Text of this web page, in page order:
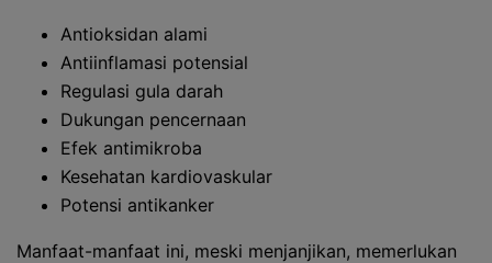
Antioksidan alami
Antiinflamasi potensial
Regulasi gula darah
Dukungan pencernaan
Efek antimikroba
Kesehatan kardiovaskular
Potensi antikanker
Manfaat-manfaat ini, meski menjanjikan, memerlukan